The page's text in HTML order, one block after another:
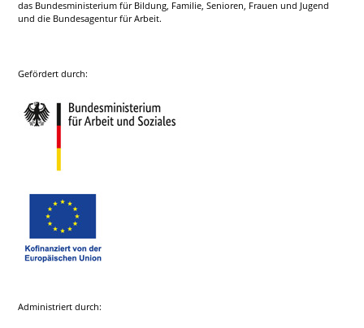
das Bundesministerium für Bildung, Familie, Senioren, Frauen und Jugend
und die Bundesagentur für Arbeit.
Gefördert durch:
Administriert durch: